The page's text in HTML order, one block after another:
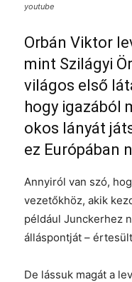
youtube
Orbán Viktor
mint Szilágyi
világos első
hogy igazából
okos lányát
ez Európában
Annyiról van szó,
vezetőkhöz, akik
például Junckerhez
álláspontját –
De lássuk magát a